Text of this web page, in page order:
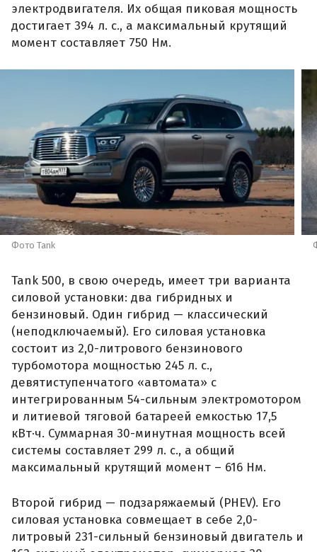
электродвигателя. Их общая пиковая мощность
достигает 394 л. с., а максимальный крутящий
момент составляет 750 Нм.
Фото Tank
Tank 500, в свою очередь, имеет три варианта
силовой установки: два гибридных и
бензиновый. Один гибрид — классический
(неподключаемый). Его силовая установка
состоит из 2,0-литрового бензинового
турбомотора мощностью 245 л. с.,
девятиступенчатого «автомата» с
интегрированным 54-сильным электромотором
и литиевой тяговой батареей емкостью 17,5
кВт·ч. Суммарная 30-минутная мощность всей
системы составляет 299 л. с., а общий
максимальный крутящий момент – 616 Нм.
Второй гибрид — подзаряжаемый (PHEV). Его
силовая установка совмещает в себе 2,0-
литровый 231-сильный бензиновый двигатель и